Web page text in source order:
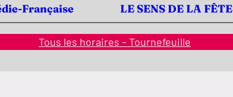
Française
LE SENS DE LA FÊTE
Tous les horaires – Tournefeuille